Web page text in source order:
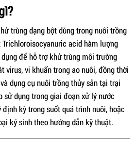
trùng dạng bột dùng trong nuôi trồng
acid hàm lượng
để hỗ trợ khử trùng môi trường
virus, vi khuẩn trong ao nuôi, đồng thời
dụng cụ nuôi trồng thủy sản tại trại
sử dụng trong giai đoạn xử lý nước
kỳ trong suốt quá trình nuôi, hoặc
ký sinh theo hướng dẫn kỹ thuật.